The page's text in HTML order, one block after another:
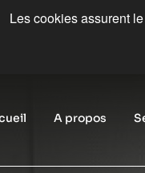
Les cookies assurent
A propos